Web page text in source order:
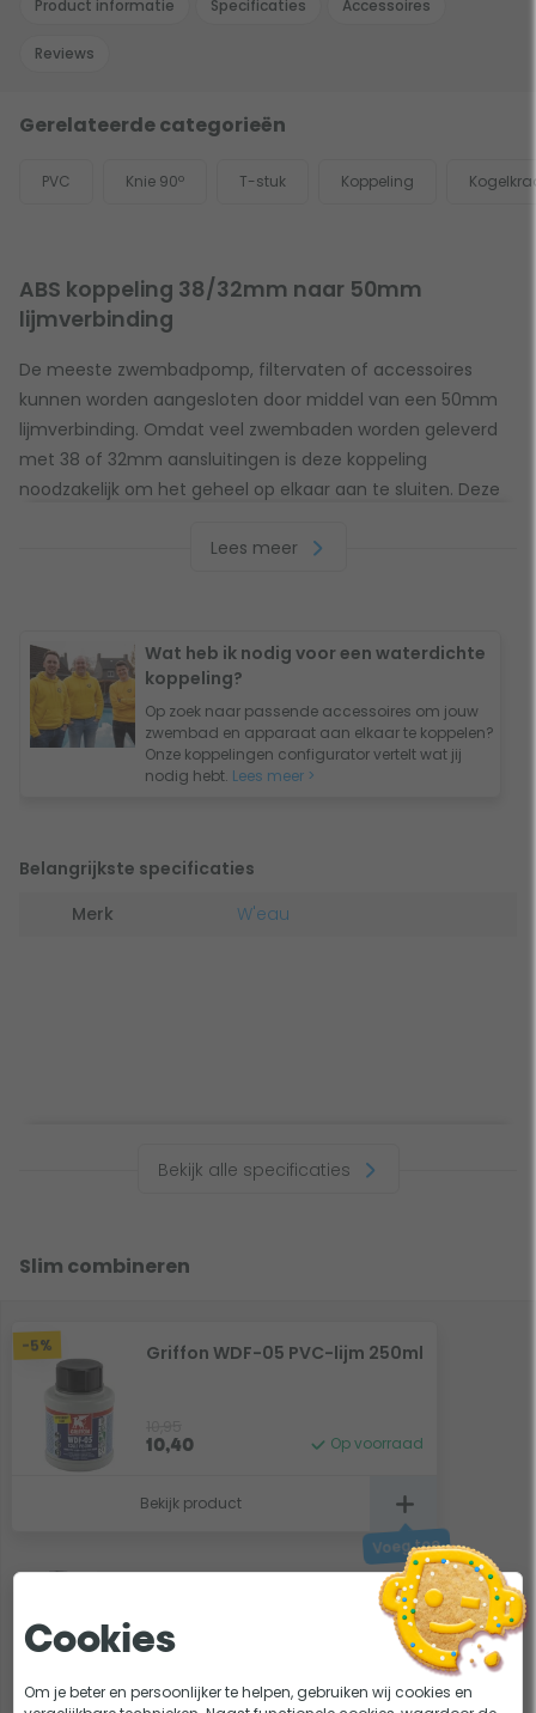
Product informatie Specificaties Accessoires
Reviews
Gerelateerde categorieën
PVC Knie 90º T-stuk Koppeling
ABS koppeling 38/32mm naar 50mm
lijmverbinding
De meeste zwembadpomp, filtervaten of accessoires
kunnen worden aangesloten door middel van een 50mm
lijmverbinding. Omdat veel zwembaden worden geleverd
met 38 of 32mm aansluitingen is deze koppeling
noodzakelijk om het geheel op elkaar aan te sluiten. Deze
50mm lijmverbindingen lijmen waarna je een slang van 38
Lees meer
Wat heb ik nodig voor een waterdichte
koppeling?
Op zoek naar passende accessoires om jouw
zwembad en apparaat aan elkaar te koppelen?
Onze koppelingen configurator vertelt wat jij
nodig hebt. Lees meer >
Belangrijkste specificaties
Merk
W'eau
Bekijk alle specificaties
Slim combineren
-5% Griffon WDF-05 PVC-lijm 250ml
10,40 Op voorraad
Bekijk product
1x Koppeling 38/32 met 50mm lijmverbinding
Cookies
Om je beter en persoonlijker te helpen, gebruiken wij cookies en